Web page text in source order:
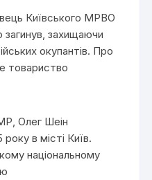
Київського МРВО
захищаючи
окупантів. Про
товариство
Олег Шеін
в місті Київ.
національному